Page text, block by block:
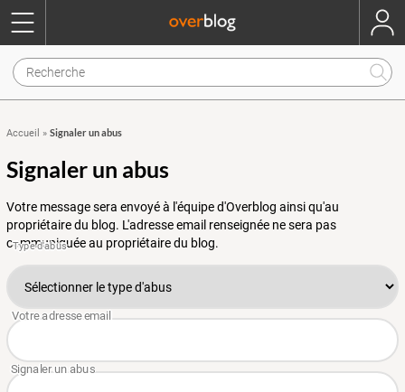
Accueil » Signaler un abus
Signaler un abus
Votre message sera envoyé à l'équipe d'Overblog ainsi qu'au
propriétaire du blog. L'adresse email renseignée ne sera pas
communiquée au propriétaire du blog.